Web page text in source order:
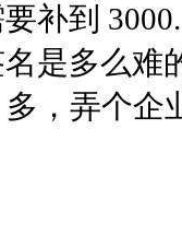
补到 3000.
是多么难
，弄个企